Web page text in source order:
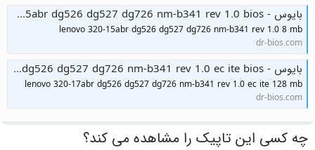
بایوس - lenovo 320-15abr dg526 dg527 dg726 nm-b341 rev 1.0 bios
lenovo 320-15abr dg526 dg527 dg726 nm-b341 rev 1.0 8 mb
dr-bios.com
بایوس - lenovo 320-17abr dg526 dg527 dg726 nm-b341 rev 1.0 ec ite bios
lenovo 320-17abr dg526 dg527 dg726 nm-b341 rev 1.0 ec ite 128 mb
dr-bios.com
چه کسی این تاپیک را مشاهده می کند؟